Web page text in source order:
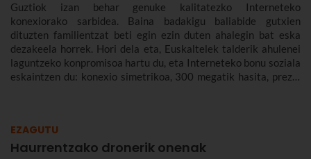
Guztiok izan behar genuke kalitatezko Interneteko
konexiorako sarbidea. Baina badakigu baliabide gutxien
dituzten familientzat beti egin ezin duten ahalegin bat eska
dezakeela horrek. Hori dela eta, Euskaltelek talderik ahulenei
laguntzeko konpromisoa hartu du, eta Interneteko bonu soziala
eskaintzen du: konexio simetrikoa, 300 megatik hasita, prezio
EZAGUTU
Haurrentzako dronerik onenak